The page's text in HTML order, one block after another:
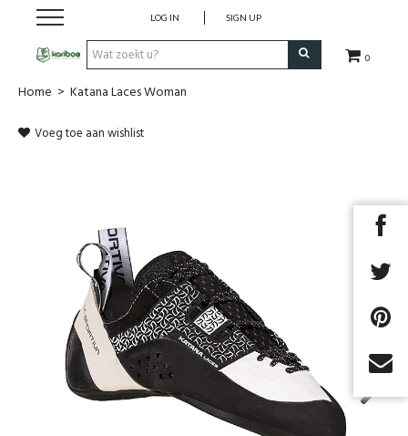
0
LOG IN SIGN UP
Cadeaubon
Rugzakken
Voeding
Klimmen
Home > Katana Laces Woman
Voeg toe aan wishlist